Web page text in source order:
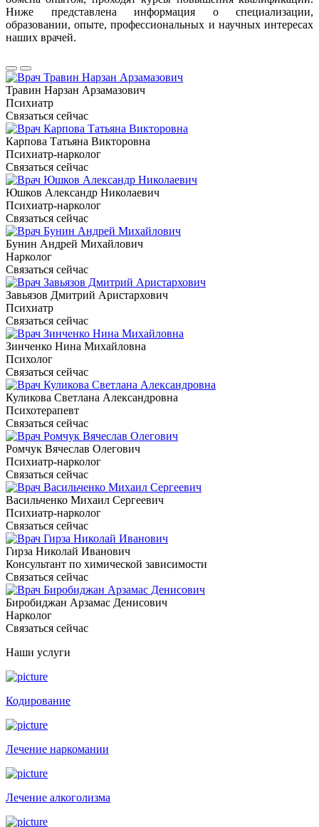
Ниже представлена информация о специализации,
образовании, опыте, профессиональных и научных интересах
наших врачей.
Травин Нарзан Арзамазович
Психиатр
Связаться сейчас
Карпова Татьяна Викторовна
Психиатр-нарколог
Связаться сейчас
Юшков Александр Николаевич
Психиатр-нарколог
Связаться сейчас
Бунин Андрей Михайлович
Нарколог
Связаться сейчас
Завьязов Дмитрий Аристархович
Психиатр
Связаться сейчас
Зинченко Нина Михайловна
Психолог
Связаться сейчас
Куликова Светлана Александровна
Психотерапевт
Связаться сейчас
Ромчук Вячеслав Олегович
Психиатр-нарколог
Связаться сейчас
Васильченко Михаил Сергеевич
Психиатр-нарколог
Связаться сейчас
Гирза Николай Иванович
Консультант по химической зависимости
Связаться сейчас
Биробиджан Арзамас Денисович
Нарколог
Связаться сейчас
Наши услуги
Кодирование
Лечение наркомании
Лечение алкоголизма